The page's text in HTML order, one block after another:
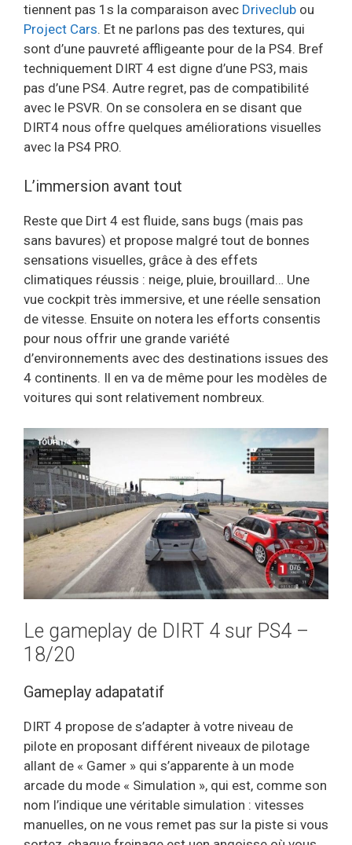
tiennent pas 1s la comparaison avec Driveclub ou
Project Cars. Et ne parlons pas des textures, qui
sont d’une pauvreté affligeante pour de la PS4. Bref
techniquement DIRT 4 est digne d’une PS3, mais
pas d’une PS4. Autre regret, pas de compatibilité
avec le PSVR. On se consolera en se disant que
DIRT4 nous offre quelques améliorations visuelles
avec la PS4 PRO.
L’immersion avant tout
Reste que Dirt 4 est fluide, sans bugs (mais pas
sans bavures) et propose malgré tout de bonnes
sensations visuelles, grâce à des effets
climatiques réussis : neige, pluie, brouillard… Une
vue cockpit très immersive, et une réelle sensation
de vitesse. Ensuite on notera les efforts consentis
pour nous offrir une grande variété
d’environnements avec des destinations issues des
4 continents. Il en va de même pour les modèles de
voitures qui sont relativement nombreux.
Le gameplay de DIRT 4 sur PS4 –
18/20
Gameplay adapatatif
DIRT 4 propose de s’adapter à votre niveau de
pilote en proposant différent niveaux de pilotage
allant de « Gamer » qui s’apparente à un mode
arcade du mode « Simulation », qui est, comme son
nom l’indique une véritable simulation : vitesses
manuelles, on ne vous remet pas sur la piste si vous